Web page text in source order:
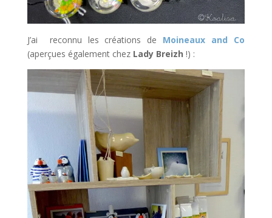
J’ai reconnu les créations de Moineaux and Co
(aperçues également chez Lady Breizh !) :